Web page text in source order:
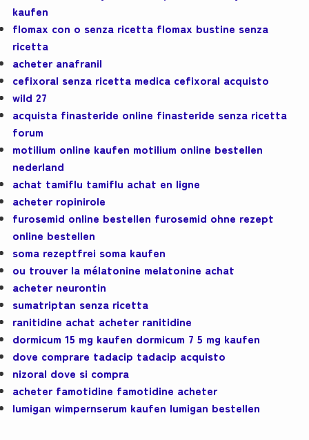
kaufen
flomax con o senza ricetta flomax bustine senza
ricetta
acheter anafranil
cefixoral senza ricetta medica cefixoral acquisto
wild 27
acquista finasteride online finasteride senza ricetta
forum
motilium online kaufen motilium online bestellen
nederland
achat tamiflu tamiflu achat en ligne
acheter ropinirole
furosemid online bestellen furosemid ohne rezept
online bestellen
soma rezeptfrei soma kaufen
ou trouver la mélatonine melatonine achat
acheter neurontin
sumatriptan senza ricetta
ranitidine achat acheter ranitidine
dormicum 15 mg kaufen dormicum 7 5 mg kaufen
dove comprare tadacip tadacip acquisto
nizoral dove si compra
acheter famotidine famotidine acheter
lumigan wimpernserum kaufen lumigan bestellen